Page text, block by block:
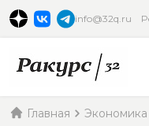
info@32q.ru
Главная Экономика